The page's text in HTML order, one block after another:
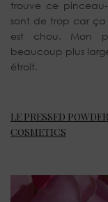
trouve ce pinceau-
sont de trop car
est chou. Mon
beaucoup plus
étroit.
LE PRESSED
COSMETICS